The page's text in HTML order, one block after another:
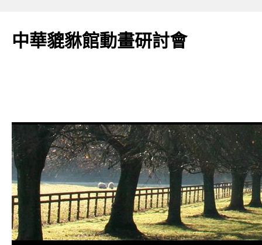
主
中華貔貅館動畫研討會